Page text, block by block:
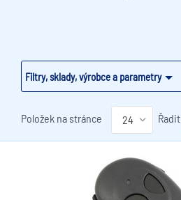
Filtry, sklady, výrobce a parametry
Položek na stránce Řadit